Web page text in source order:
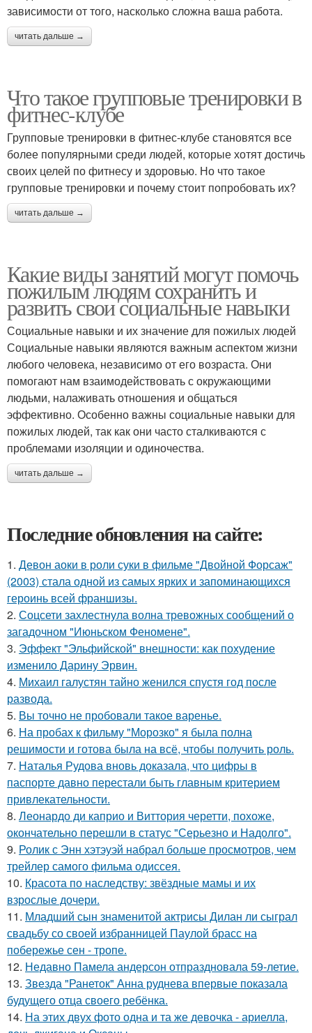
зависимости от того, насколько сложна ваша работа.
читать дальше →
Что такое групповые тренировки в
фитнес-клубе
Групповые тренировки в фитнес-клубе становятся все
более популярными среди людей, которые хотят достичь
своих целей по фитнесу и здоровью. Но что такое
групповые тренировки и почему стоит попробовать их?
читать дальше →
Какие виды занятий могут помочь
пожилым людям сохранить и
развить свои социальные навыки
Социальные навыки и их значение для пожилых людей
Социальные навыки являются важным аспектом жизни
любого человека, независимо от его возраста. Они
помогают нам взаимодействовать с окружающими
людьми, налаживать отношения и общаться
эффективно. Особенно важны социальные навыки для
пожилых людей, так как они часто сталкиваются с
проблемами изоляции и одиночества.
читать дальше →
Последние обновления на сайте:
1. Девон аоки в роли суки в фильме "Двойной Форсаж"
(2003) стала одной из самых ярких и запоминающихся
героинь всей франшизы.
2. Соцсети захлестнула волна тревожных сообщений о
загадочном "Июньском Феномене".
3. Эффект "Эльфийской" внешности: как похудение
изменило Дарину Эрвин.
4. Михаил галустян тайно женился спустя год после
развода.
5. Вы точно не пробовали такое варенье.
6. На пробах к фильму "Морозко" я была полна
решимости и готова была на всё, чтобы получить роль.
7. Наталья Рудова вновь доказала, что цифры в
паспорте давно перестали быть главным критерием
привлекательности.
8. Леонардо ди каприо и Виттория черетти, похоже,
окончательно перешли в статус "Серьезно и Надолго".
9. Ролик с Энн хэтэуэй набрал больше просмотров, чем
трейлер самого фильма одиссея.
10. Красота по наследству: звёздные мамы и их
взрослые дочери.
11. Младший сын знаменитой актрисы Дилан ли сыграл
свадьбу со своей избранницей Паулой брасс на
побережье сен - тропе.
12. Недавно Памела андерсон отпраздновала 59-летие.
13. Звезда "Ранеток" Анна руднева впервые показала
будущего отца своего ребёнка.
14. На этих двух фото одна и та же девочка - ариелла,